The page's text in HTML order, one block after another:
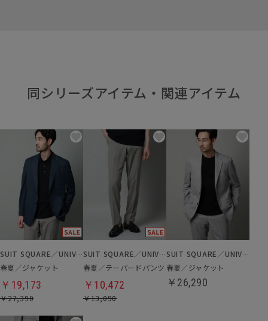
同シリーズアイテム・関連アイテム
SUIT SQUARE／UNIVERSAL LANGUAGE
春夏／ジャケット
￥19,173
￥27,390
SUIT SQUARE／UNIVERSAL LANGUAGE
春夏／テーパードパンツ
￥10,472
￥13,090
SUIT SQUARE／UNIVERSAL LANGUAGE
春夏／ジャケット
￥26,290